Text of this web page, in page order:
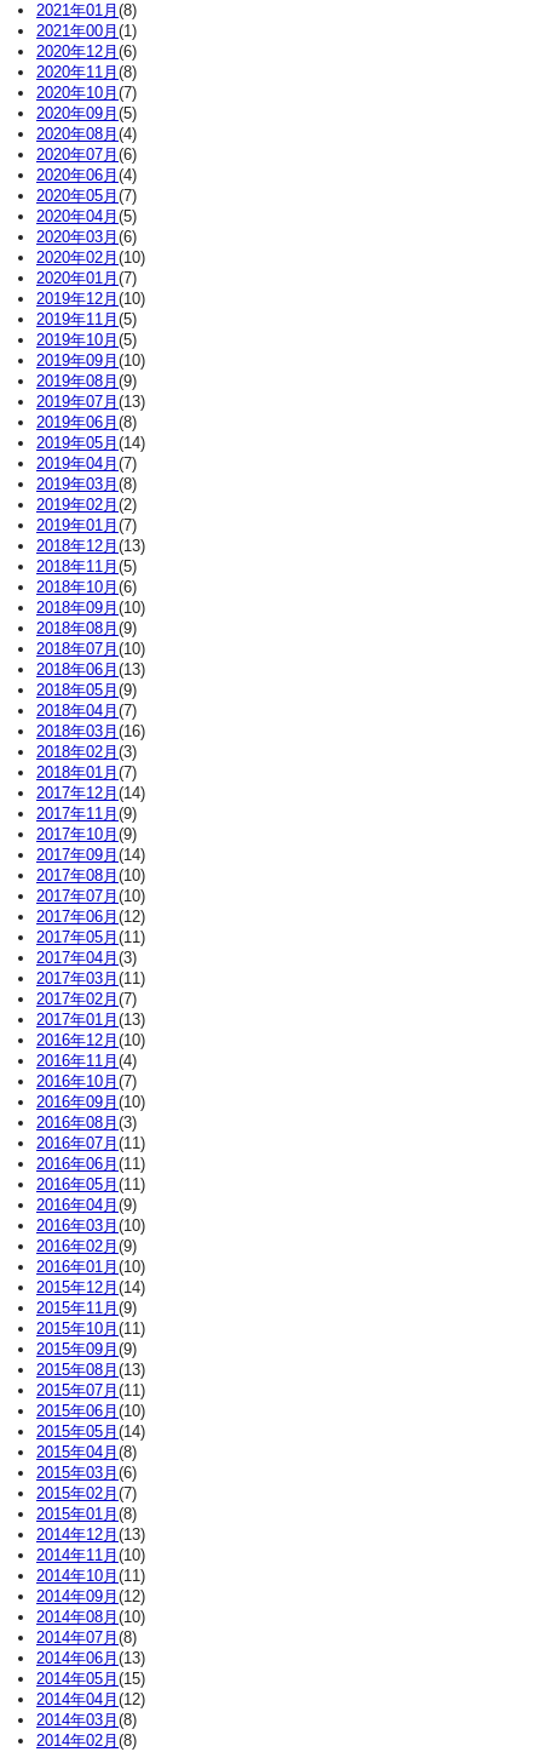
2021年01月 (8)
2021年00月 (1)
2020年12月 (6)
2020年11月 (8)
2020年10月 (7)
2020年09月 (5)
2020年08月 (4)
2020年07月 (6)
2020年06月 (4)
2020年05月 (7)
2020年04月 (5)
2020年03月 (6)
2020年02月 (10)
2020年01月 (7)
2019年12月 (10)
2019年11月 (5)
2019年10月 (5)
2019年09月 (10)
2019年08月 (9)
2019年07月 (13)
2019年06月 (8)
2019年05月 (14)
2019年04月 (7)
2019年03月 (8)
2019年02月 (2)
2019年01月 (7)
2018年12月 (13)
2018年11月 (5)
2018年10月 (6)
2018年09月 (10)
2018年08月 (9)
2018年07月 (10)
2018年06月 (13)
2018年05月 (9)
2018年04月 (7)
2018年03月 (16)
2018年02月 (3)
2018年01月 (7)
2017年12月 (14)
2017年11月 (9)
2017年10月 (9)
2017年09月 (14)
2017年08月 (10)
2017年07月 (10)
2017年06月 (12)
2017年05月 (11)
2017年04月 (3)
2017年03月 (11)
2017年02月 (7)
2017年01月 (13)
2016年12月 (10)
2016年11月 (4)
2016年10月 (7)
2016年09月 (10)
2016年08月 (3)
2016年07月 (11)
2016年06月 (11)
2016年05月 (11)
2016年04月 (9)
2016年03月 (10)
2016年02月 (9)
2016年01月 (10)
2015年12月 (14)
2015年11月 (9)
2015年10月 (11)
2015年09月 (9)
2015年08月 (13)
2015年07月 (11)
2015年06月 (10)
2015年05月 (14)
2015年04月 (8)
2015年03月 (6)
2015年02月 (7)
2015年01月 (8)
2014年12月 (13)
2014年11月 (10)
2014年10月 (11)
2014年09月 (12)
2014年08月 (10)
2014年07月 (8)
2014年06月 (13)
2014年05月 (15)
2014年04月 (12)
2014年03月 (8)
2014年02月 (8)